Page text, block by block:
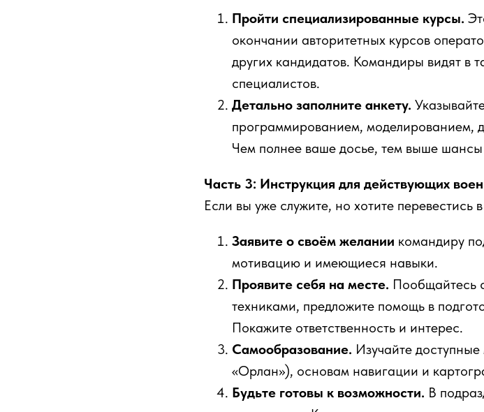
Пройти специализированные курсы.
окончании авторитетных курсов
других кандидатов. Командиры видят в
специалистов.
Детально заполните анкету.
программированием, моделированием,
Чем полнее ваше досье, тем выше
Часть 3: Инструкция для действующих
Если вы уже служите, но хотите
Заявите о своём желании командиру
мотивацию и имеющиеся навыки.
Проявите себя на месте. Пообщайтесь
техниками, предложите помощь в
Покажите ответственность и интерес.
Самообразование. Изучайте
«Орлан»), основам навигации и
Будьте готовы к возможности. В